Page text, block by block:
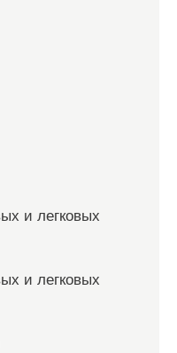
и легковых
и легковых